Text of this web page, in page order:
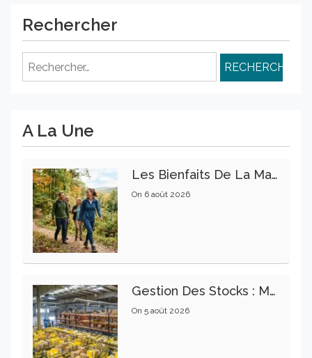
Rechercher
Rechercher :
A La Une
Les Bienfaits De La Marche Sur La Santé Physique Et Mentale
On 6 août 2026
Gestion Des Stocks : Meilleures Pratiques Intralogistiques
On 5 août 2026